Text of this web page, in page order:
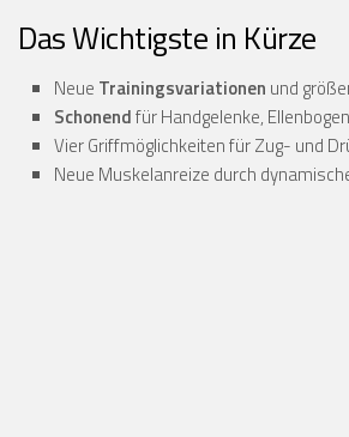
Das Wichtigste in Kürze
Neue Trainingsvariationen und
Schonendfür Handgelenke,
Vier Griffmöglichkeiten für Zug- und
Neue Muskelanreize durch